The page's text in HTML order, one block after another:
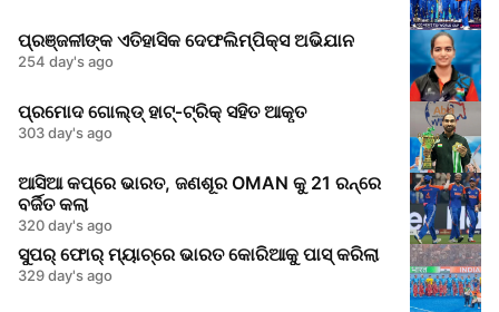
ପ୍ରଞ୍ଜଳୀଙ୍କ ଏତିହାସିକ ଦେଫଲିମ୍ପିକ୍ସ ଅଭିଯାନ
254 day's ago
ପ୍ରମୋଦ ଗୋଲ୍ଡ୍ ହାଟ୍‑ଟ୍ରିକ୍ ସ‌ହିତ ଆକୃତ
303 day's ago
ଆସିଆ କପ୍‌ରେ ଭାରତ, ଜଣଶୂର OMAN କୁ 21 ରନ୍‌ରେ
ବର୍ଜିତ କଲା
320 day's ago
ସୁପର୍ ଫୋର୍ ମ୍ୟାଚ୍‌ରେ ଭାରତ କୋରିଆକୁ ପାସ୍ କରିଲା
329 day's ago